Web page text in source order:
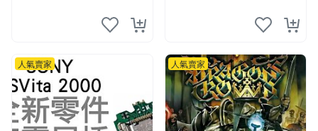
人氣賣家 人氣賣家